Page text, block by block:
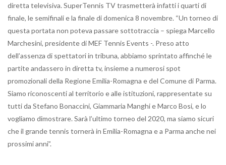
diretta televisiva. SuperTennis TV trasmetterà infatti i quarti di
finale, le semifinali e la finale di domenica 8 novembre. “Un torneo di
questa portata non poteva passare sottotraccia – spiega Marcello
Marchesini, presidente di MEF Tennis Events -. Preso atto
dell’assenza di spettatori in tribuna, abbiamo sprintato affinché le
partite andassero in diretta tv, insieme a numerosi spot
promozionali della Regione Emilia-Romagna e del Comune di Parma.
Siamo riconoscenti al territorio e alle istituzioni, rappresentate su
tutti da Stefano Bonaccini, Giammaria Manghi e Marco Bosi, e lo
vogliamo dimostrare. Sarà l’ultimo torneo del 2020, ma siamo sicuri
che il grande tennis tornerà in Emilia-Romagna e a Parma anche nei
prossimi anni”.